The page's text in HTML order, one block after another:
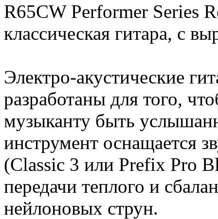
R65CW Performer Series
классическая гитара, с
Электро-акустические
разработаны для того,
музыканту быть
инструмент оснащается
(Classic 3 или Prefix Pro
передачи теплого и
нейлоновых струн.